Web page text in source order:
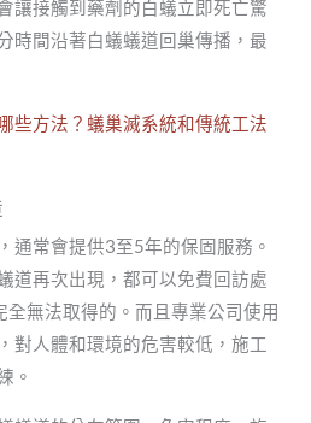
讓接觸到藥劑的白蟻立即死亡驚
時間沿著白蟻蟻道回巢傳播，最
些方法？蟻巢滅系統和傳統工法
通常會提供3至5年的保固服務。
道再次出現，都可以免費回訪處
無法取得的。而且專業公司使用
對人體和環境的危害較低，施工
。